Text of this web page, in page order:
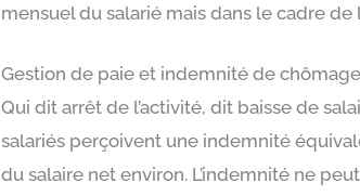
mensuel du salarié mais dans le cadre
Gestion de paie et indemnité de
Qui dit arrêt de l’activité, dit baisse de
salariés perçoivent une indemnité
du salaire net environ. L’indemnité ne